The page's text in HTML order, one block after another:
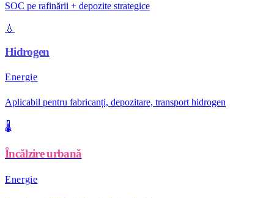
SOC pe rafinării + depozite strategice
💧
Hidrogen
Energie
Aplicabil pentru fabricanți, depozitare, transport hidrogen
🌡️
Încălzire urbană
Energie